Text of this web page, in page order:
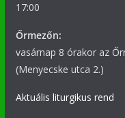
17:00
Őrmezőn:
vasárnap 8 órakor az
(Menyecske utca 2.)
Aktuális liturgikus rend